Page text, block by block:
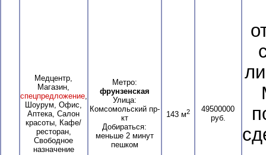
Медцентр,
Магазин,
спецпредложение,
Шоурум, Офис,
Аптека, Салон
красоты, Кафе/
ресторан,
Свободное
назначение
Метро:
фрунзенская
Улица:
Комсомольский пр-
кт
Добираться:
меньше 2 минут
пешком
143 м2
49500000
руб.